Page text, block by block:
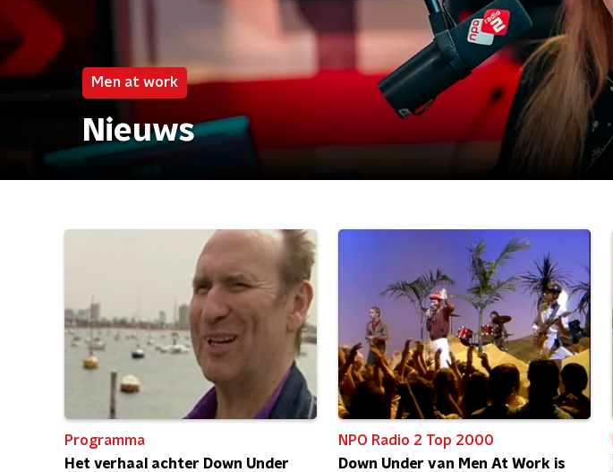
Men at work
Nieuws
Programma
Het verhaal achter Down Under
NPO Radio 2 Top 2000
Down Under van Men At Work is